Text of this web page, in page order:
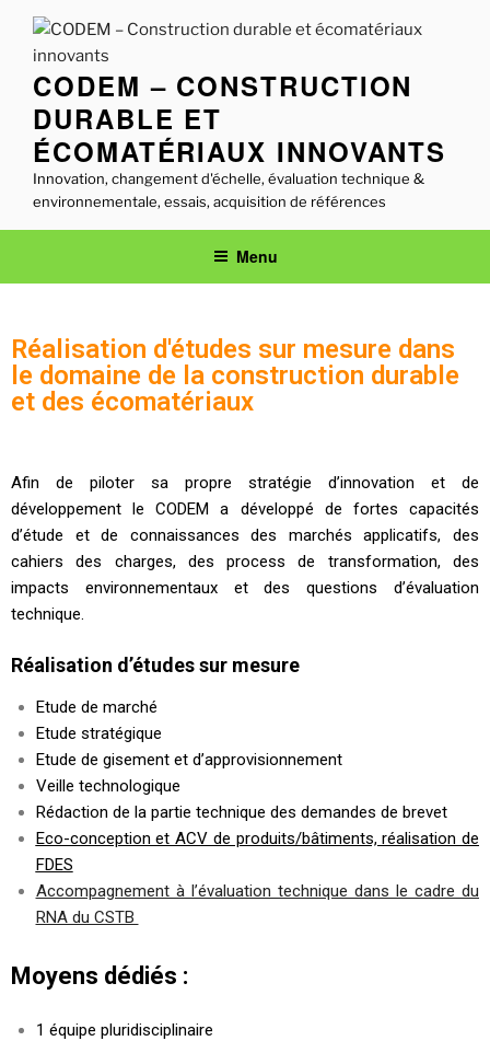
CODEM – CONSTRUCTION
DURABLE ET
ÉCOMATÉRIAUX INNOVANTS
Innovation, changement d'échelle, évaluation technique &
environnementale, essais, acquisition de références
Menu
Réalisation d'études sur mesure dans
le domaine de la construction durable
et des écomatériaux
Afin de piloter sa propre stratégie d’innovation et de
développement le CODEM a développé de fortes capacités
d’étude et de connaissances des marchés applicatifs, des
cahiers des charges, des process de transformation, des
impacts environnementaux et des questions d’évaluation
technique.
Réalisation d’études sur mesure
Etude de marché
Etude stratégique
Etude de gisement et d’approvisionnement
Veille technologique
Rédaction de la partie technique des demandes de brevet
Eco-conception et ACV de produits/bâtiments, réalisation de
FDES
Accompagnement à l’évaluation technique dans le cadre du
RNA du CSTB
Moyens dédiés :
1 équipe pluridisciplinaire